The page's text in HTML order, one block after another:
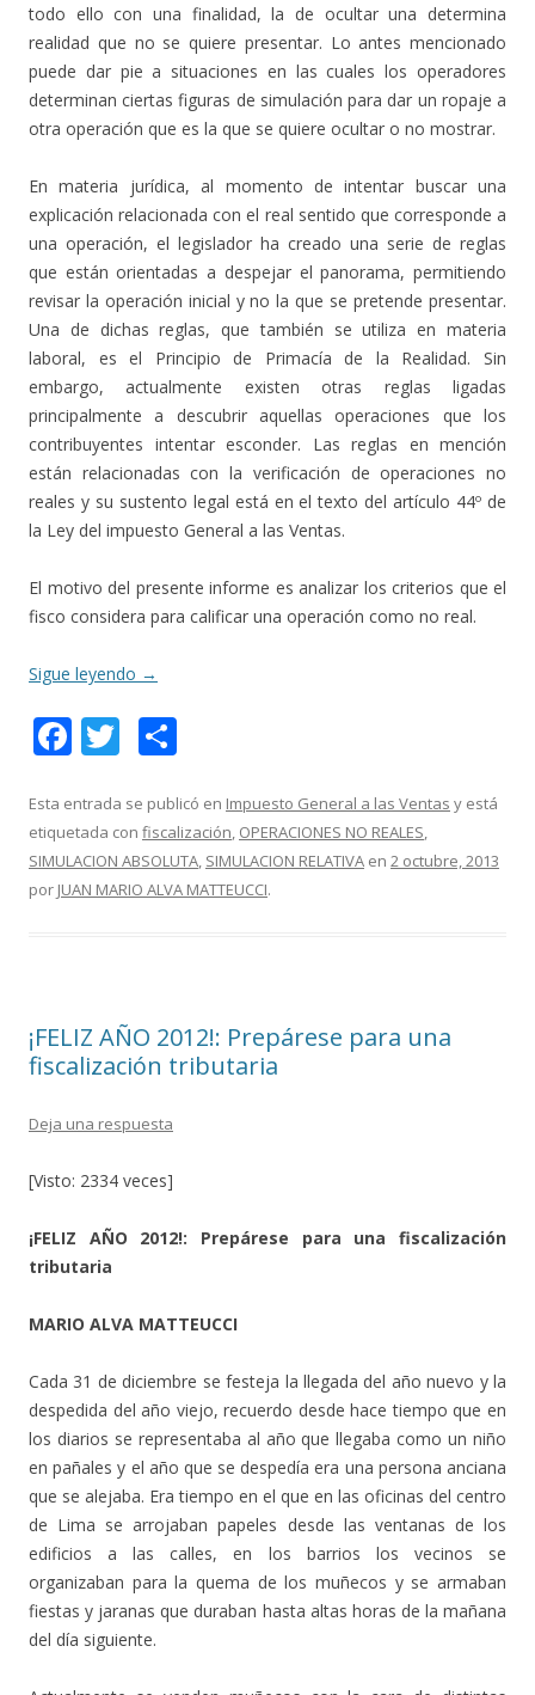
todo ello con una finalidad, la de ocultar una determina
realidad que no se quiere presentar. Lo antes mencionado
puede dar pie a situaciones en las cuales los operadores
determinan ciertas figuras de simulación para dar un ropaje a
otra operación que es la que se quiere ocultar o no mostrar.
En materia jurídica, al momento de intentar buscar una
explicación relacionada con el real sentido que corresponde a
una operación, el legislador ha creado una serie de reglas
que están orientadas a despejar el panorama, permitiendo
revisar la operación inicial y no la que se pretende presentar.
Una de dichas reglas, que también se utiliza en materia
laboral, es el Principio de Primacía de la Realidad. Sin
embargo, actualmente existen otras reglas ligadas
principalmente a descubrir aquellas operaciones que los
contribuyentes intentar esconder. Las reglas en mención
están relacionadas con la verificación de operaciones no
reales y su sustento legal está en el texto del artículo 44º de
la Ley del impuesto General a las Ventas.
El motivo del presente informe es analizar los criterios que el
fisco considera para calificar una operación como no real.
Sigue leyendo →
F
ac
e
b
o
T
w
itt
er
m
p
ar
Esta entrada se publicó en Impuesto General a las Ventas y está
etiquetada con fiscalización OPERACIONES NO REALES
SIMULACION ABSOLUTA SIMULACION RELATIVA en 2 octubre, 2013
por JUAN MARIO ALVA MATTEUCCI.
¡FELIZ AÑO 2012!: Prepárese para una
fiscalización tributaria
Deja una respuesta
[Visto: 2334 veces]
¡FELIZ AÑO 2012!: Prepárese para una fiscalización
tributaria
MARIO ALVA MATTEUCCI
Cada 31 de diciembre se festeja la llegada del año nuevo y la
despedida del año viejo, recuerdo desde hace tiempo que en
los diarios se representaba al año que llegaba como un niño
en pañales y el año que se despedía era una persona anciana
que se alejaba. Era tiempo en el que en las oficinas del centro
de Lima se arrojaban papeles desde las ventanas de los
edificios a las calles, en los barrios los vecinos se
organizaban para la quema de los muñecos y se armaban
fiestas y jaranas que duraban hasta altas horas de la mañana
del día siguiente.